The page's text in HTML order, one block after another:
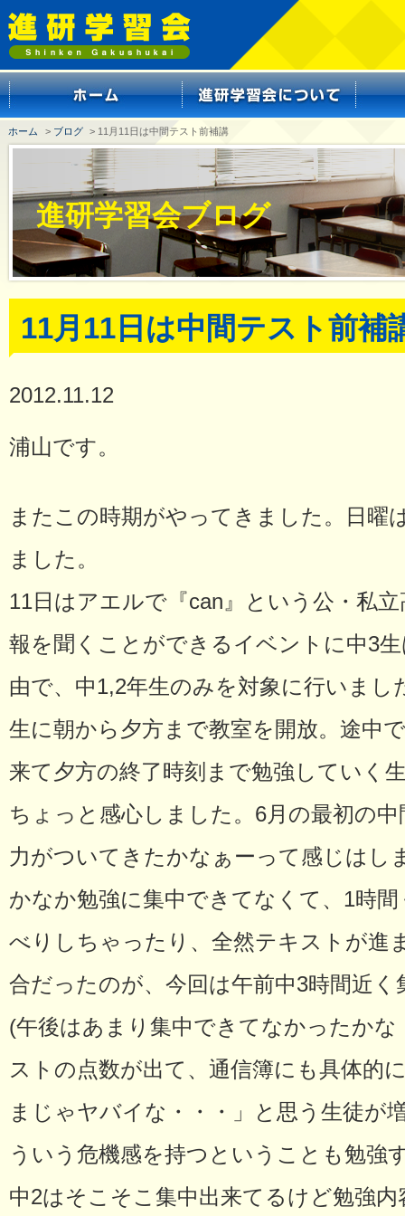
ホーム > ブログ > 11月11日は中間テスト前補講
進研学習会ブログ
11月11日は中間テスト前補
2012.11.12
浦山です。
またこの時期がやってきました。日曜
ました。
11日はアエルで『can』という公・私
報を聞くことができるイベントに中3
由で、中1,2年生のみを対象に行いまし
生に朝から夕方まで教室を開放。途中
来て夕方の終了時刻まで勉強していく
ちょっと感心しました。6月の最初の
力がついてきたかなぁーって感じはし
かなか勉強に集中できてなくて、1時
べりしちゃったり、全然テキストが進
合だったのが、今回は午前中3時間近
(午後はあまり集中できてなかったか
ストの点数が出て、通信簿にも具体的
まじゃヤバイな・・・」と思う生徒が
ういう危機感を持つということも勉強
中2はそこそこ集中出来てるけど勉強